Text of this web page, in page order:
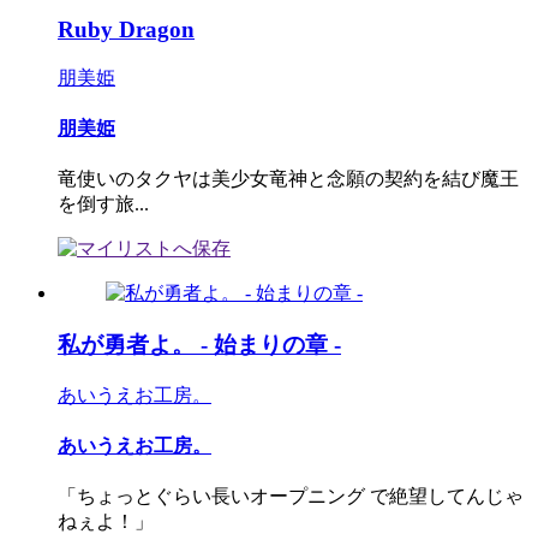
Ruby Dragon
朋美姫
朋美姫
竜使いのタクヤは美少女竜神と念願の契約を結び魔王
を倒す旅...
私が勇者よ。 - 始まりの章 -
あいうえお工房。
あいうえお工房。
「ちょっとぐらい長いオープニング で絶望してんじゃ
ねぇよ！」